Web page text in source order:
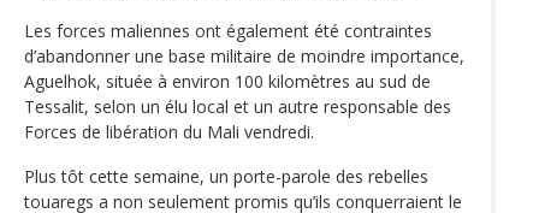
Les forces maliennes ont également été contraintes
d’abandonner une base militaire de moindre importance,
Aguelhok, située à environ 100 kilomètres au sud de
Tessalit, selon un élu local et un autre responsable des
Forces de libération du Mali vendredi.
Plus tôt cette semaine, un porte-parole des rebelles
touaregs a non seulement promis qu’ils conquerraient le